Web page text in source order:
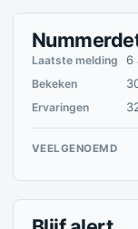
Laatste melding 6
Bekeken
Ervaringen
VEELGENOEMD